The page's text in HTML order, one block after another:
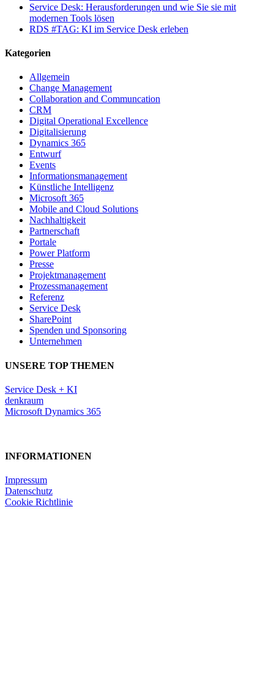
Service Desk: Herausforderungen und wie Sie sie mit
modernen Tools lösen
RDS #TAG: KI im Service Desk erleben
Kategorien
Allgemein
Change Management
Collaboration and Communcation
CRM
Digital Operational Excellence
Digitalisierung
Dynamics 365
Entwurf
Events
Informationsmanagement
Künstliche Intelligenz
Microsoft 365
Mobile and Cloud Solutions
Nachhaltigkeit
Partnerschaft
Portale
Power Platform
Presse
Projektmanagement
Prozessmanagement
Referenz
Service Desk
SharePoint
Spenden und Sponsoring
Unternehmen
UNSERE TOP THEMEN
Service Desk + KI
denkraum
Microsoft Dynamics 365
INFORMATIONEN
Impressum
Datenschutz
Cookie Richtlinie